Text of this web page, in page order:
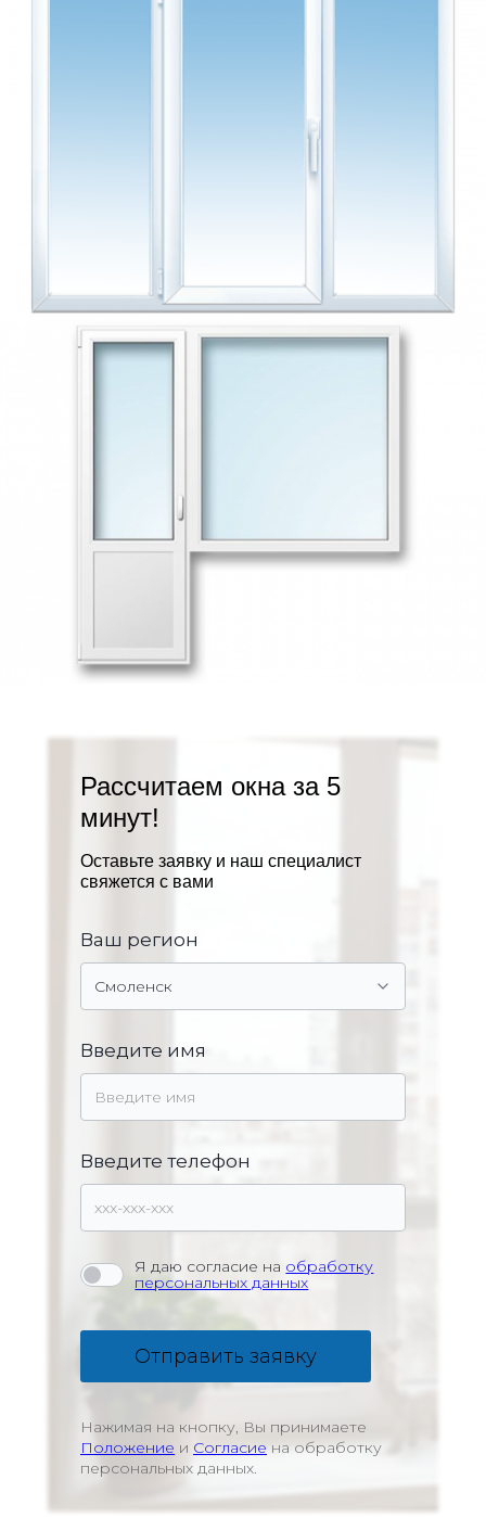
Рассчитаем окна за 5
минут!
Оставьте заявку и наш специалист
свяжется с вами
Ваш регион
Введите имя
Введите телефон
Я даю согласие на обработку
персональных данных
Отправить заявку
Нажимая на кнопку, Вы принимаете
Положение и Согласие на обработку
персональных данных.